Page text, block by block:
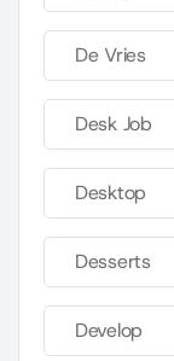
De Vries
Desk Job
Desktop
Desserts
Develop